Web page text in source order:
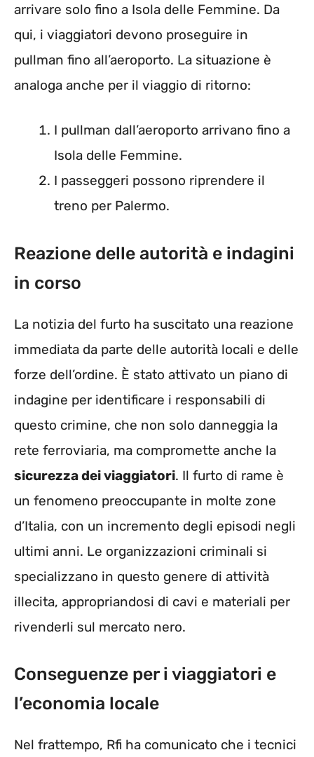
arrivare solo fino a Isola delle Femmine. Da
qui, i viaggiatori devono proseguire in
pullman fino all’aeroporto. La situazione è
analoga anche per il viaggio di ritorno:
I pullman dall’aeroporto arrivano fino a
Isola delle Femmine.
I passeggeri possono riprendere il
treno per Palermo.
Reazione delle autorità e indagini
in corso
La notizia del furto ha suscitato una reazione
immediata da parte delle autorità locali e delle
forze dell’ordine. È stato attivato un piano di
indagine per identificare i responsabili di
questo crimine, che non solo danneggia la
rete ferroviaria, ma compromette anche la
sicurezza dei viaggiatori. Il furto di rame è
un fenomeno preoccupante in molte zone
d’Italia, con un incremento degli episodi negli
ultimi anni. Le organizzazioni criminali si
specializzano in questo genere di attività
illecita, appropriandosi di cavi e materiali per
rivenderli sul mercato nero.
Conseguenze per i viaggiatori e
l’economia locale
Nel frattempo, Rfi ha comunicato che i tecnici